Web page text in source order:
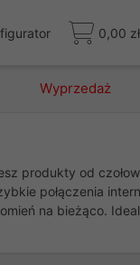
0,00 zł
Wyprzedaż
produkty od
połączenia
na bieżąco.